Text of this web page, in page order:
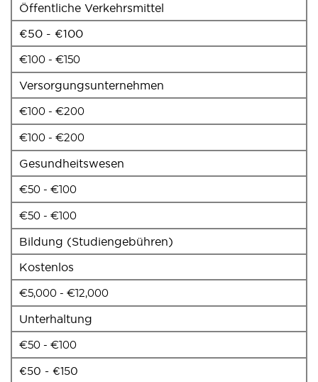
Öffentliche Verkehrsmittel
€50 - €100
€100 - €150
Versorgungsunternehmen
€100 - €200
€100 - €200
Gesundheitswesen
€50 - €100
€50 - €100
Bildung (Studiengebühren)
Kostenlos
€5,000 - €12,000
Unterhaltung
€50 - €100
€50 - €150